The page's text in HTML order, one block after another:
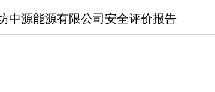
中源能源有限公司安全评价报告